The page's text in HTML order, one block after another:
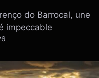
do Barrocal, une
impeccable